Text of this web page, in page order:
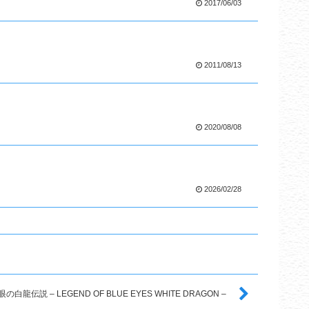
2017/06/03
2011/08/13
2020/08/08
2026/02/28
の白龍伝説 – LEGEND OF BLUE EYES WHITE DRAGON –